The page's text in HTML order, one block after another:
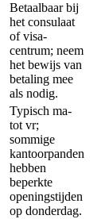
Betaalbaar bij
het consulaat
of visa-
centrum; neem
het bewijs van
betaling mee
als nodig.
Typisch ma-
tot vr;
sommige
kantoorpanden
hebben
beperkte
openingstijden
op donderdag.